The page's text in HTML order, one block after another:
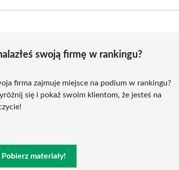
swoją firmę w rankingu?
firma zajmuje miejsce na podium w rankingu?
się i pokaż swoim klientom, że jesteś na
Pobierz materiały!